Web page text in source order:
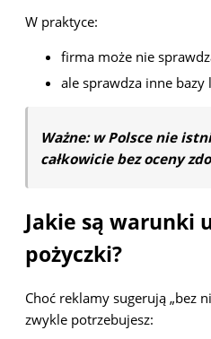
W praktyce:
firma może nie
ale sprawdza inne bazy
Ważne: w Polsce nie
całkowicie bez oceny
Jakie są warunki
pożyczki?
Choć reklamy sugerują „bez
zwykle potrzebujesz: